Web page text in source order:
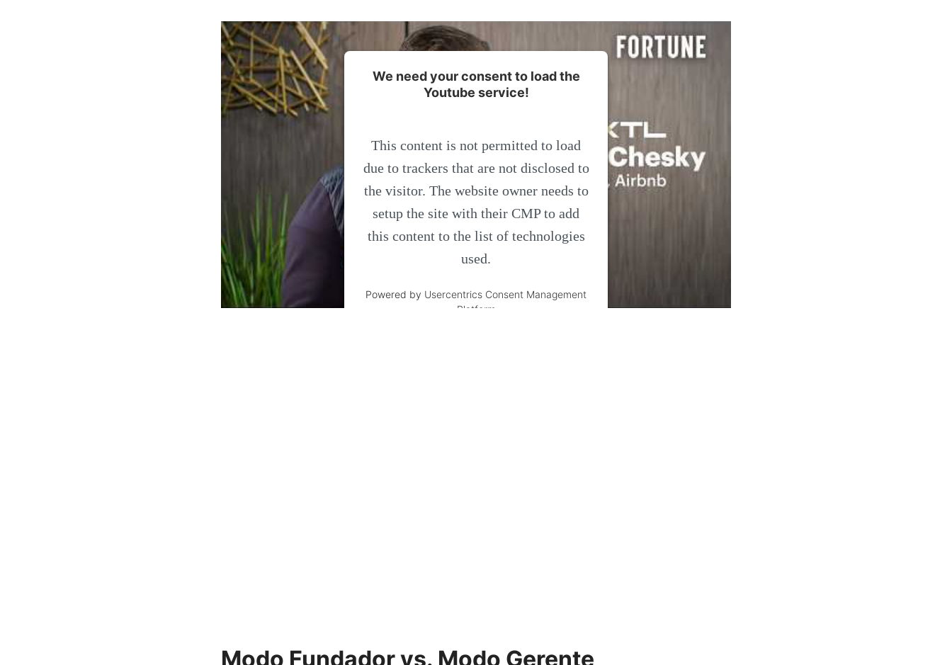
We need your consent to load the
Youtube service!
This content is not permitted to load
due to trackers that are not disclosed to
the visitor. The website owner needs to
setup the site with their CMP to add
this content to the list of technologies
used.
Powered by Usercentrics Consent Management
Platform
Modo Fundador vs. Modo Gerente